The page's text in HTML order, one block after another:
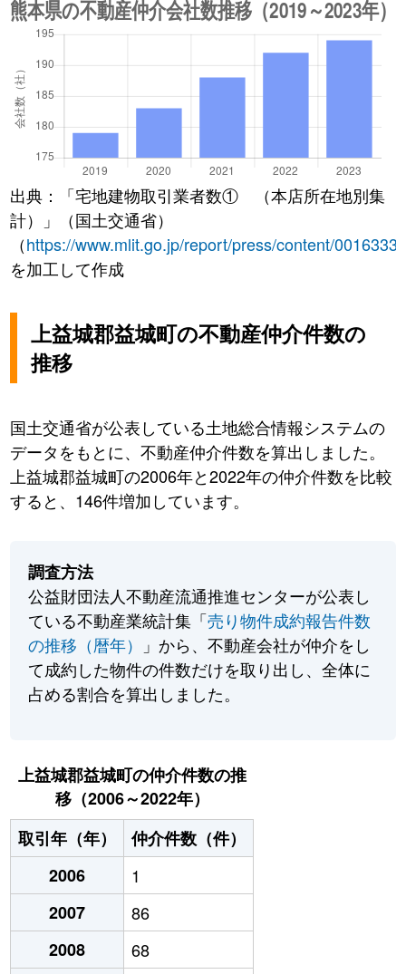
出典：「宅地建物取引業者数① （本店所在地別集
計）」（国土交通省）
（https://www.mlit.go.jp/report/press/content/
を加工して作成
上益城郡益城町の不動産仲介件数の
推移
国土交通省が公表している土地総合情報システムの
データをもとに、不動産仲介件数を算出しました。
上益城郡益城町の2006年と2022年の仲介件数を比較
すると、146件増加しています。
調査方法
公益財団法人不動産流通推進センターが公表し
ている不動産業統計集「売り物件成約報告件数
の推移（暦年）
」から、不動産会社が仲介をし
て成約した物件の件数だけを取り出し、全体に
占める割合を算出しました。
上益城郡益城町の仲介件数の推
移（2006～2022年）
取引年（年）
仲介件数（件）
2006
1
2007
86
2008
68